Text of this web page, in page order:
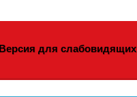
Версия для слабовидящих